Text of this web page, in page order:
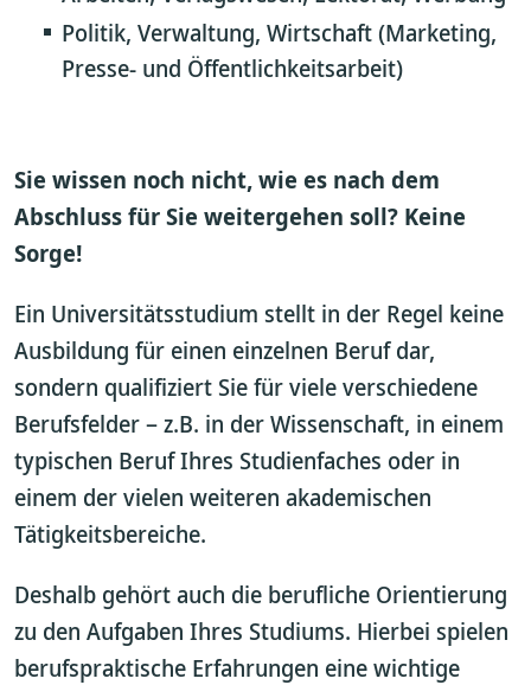
Politik, Verwaltung, Wirtschaft (Marketing,
Presse- und Öffentlichkeitsarbeit)
Sie wissen noch nicht, wie es nach dem
Abschluss für Sie weitergehen soll? Keine
Sorge!
Ein Universitätsstudium stellt in der Regel keine
Ausbildung für einen einzelnen Beruf dar,
sondern qualifiziert Sie für viele verschiedene
Berufsfelder – z.B. in der Wissenschaft, in einem
typischen Beruf Ihres Studienfaches oder in
einem der vielen weiteren akademischen
Tätigkeitsbereiche.
Deshalb gehört auch die berufliche Orientierung
zu den Aufgaben Ihres Studiums. Hierbei spielen
berufspraktische Erfahrungen eine wichtige